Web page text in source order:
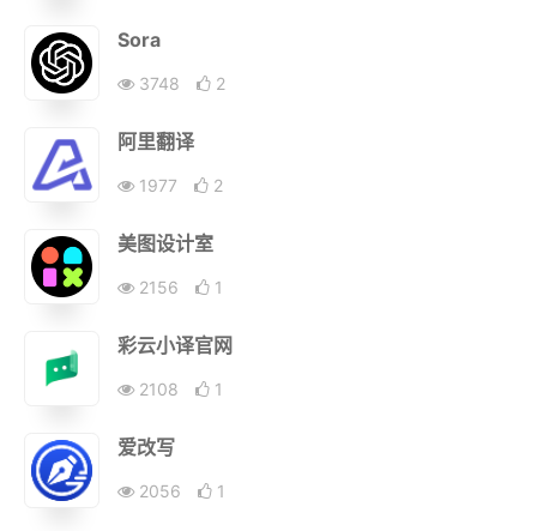
Sora
3748 2
阿里翻译
1977 2
美图设计室
2156 1
彩云小译官网
2108 1
爱改写
2056 1